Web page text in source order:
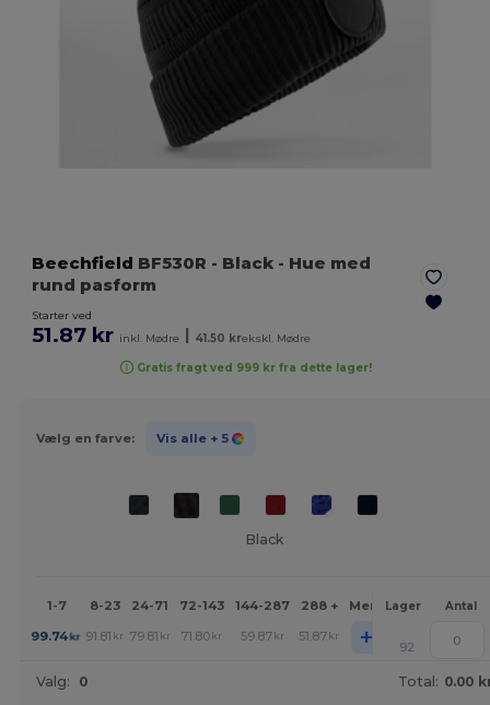
Beechfield BF530R - Black - Hue med
rund pasform
Starter ved
51.87 kr inkl. Mødre 41.50 krekskl. Mødre
Gratis fragt ved 999 kr fra dette lager!
Vælg en farve: Vis alle + 5
Black
1-7 8-23 24-71 72-143 144-287 288 + Mere Lager Antal
99.74kr 91.81 kr 79.81 kr 71.80 kr 59.87 kr 51.87 kr + 92
Valg: 0 Total: 0.00